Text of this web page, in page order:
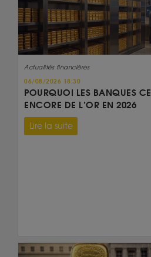
Actualités financières
06/08/2026 18:30
POURQUOI LES BANQUES
ENCORE DE L’OR EN 2026
Lire la suite